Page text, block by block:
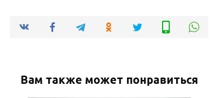
Вам также может понравиться